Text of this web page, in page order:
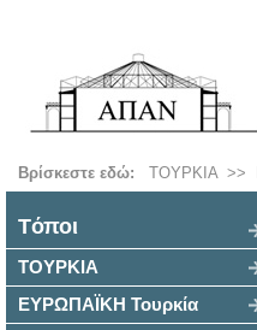
Βρίσκεστε εδώ: ΤΟΥΡΚΙΑ>>
Tόποι
ΤΟΥΡΚΙΑ
ΕΥΡΩΠΑΪΚΗ Τουρκία